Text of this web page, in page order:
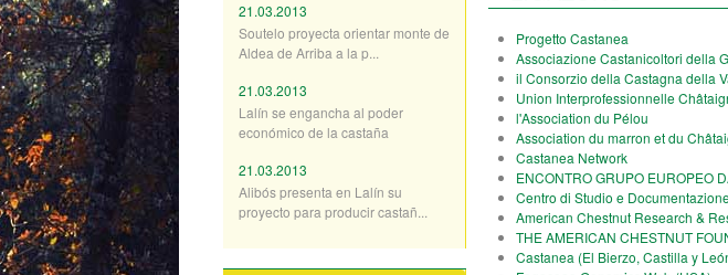
21.03.2013
Soutelo proyecta orientar monte de
Aldea de Arriba a la p...
21.03.2013
Lalín se engancha al poder
económico de la castaña
21.03.2013
Alibós presenta en Lalín su
proyecto para producir castañ...
Progetto Castanea
Associazione Castanicoltori della
il Consorzio della Castagna della
Union Interprofessionnelle
l'Association du Pélou
Association du marron et du
Castanea Network
ENCONTRO GRUPO EUROPEO
Centro di Studio e
American Chestnut Research &
THE AMERICAN CHESTNUT
Castanea (El Bierzo, Castilla y